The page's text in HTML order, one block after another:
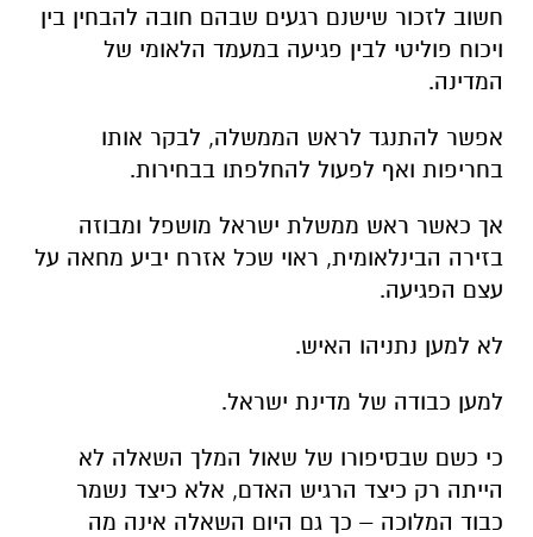
חשוב לזכור שישנם רגעים שבהם חובה להבחין בין
ויכוח פוליטי לבין פגיעה במעמד הלאומי של
המדינה.
אפשר להתנגד לראש הממשלה, לבקר אותו
בחריפות ואף לפעול להחלפתו בבחירות.
אך כאשר ראש ממשלת ישראל מושפל ומבוזה
בזירה הבינלאומית, ראוי שכל אזרח יביע מחאה על
עצם הפגיעה.
לא למען נתניהו האיש.
למען כבודה של מדינת ישראל.
כי כשם שבסיפורו של שאול המלך השאלה לא
הייתה רק כיצד הרגיש האדם, אלא כיצד נשמר
כבוד המלוכה – כך גם היום השאלה אינה מה